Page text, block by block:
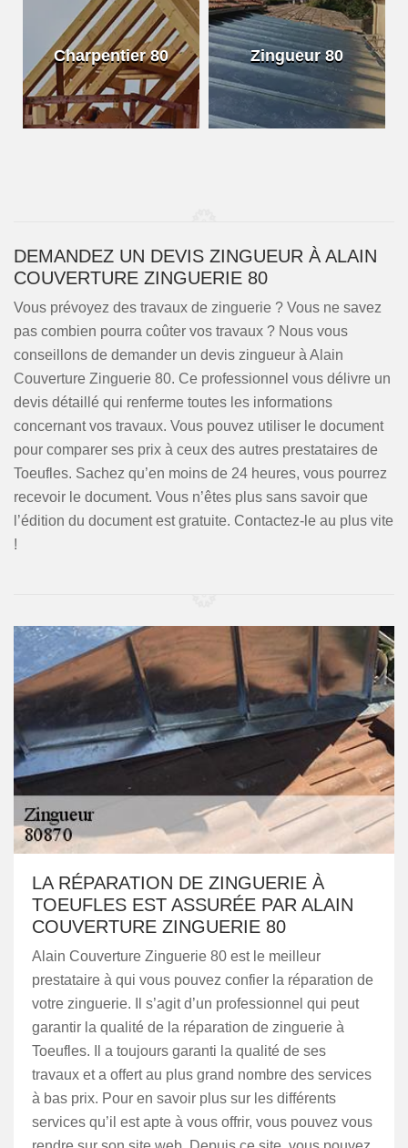
Charpentier 80 Zingueur 80
DEMANDEZ UN DEVIS ZINGUEUR À ALAIN
COUVERTURE ZINGUERIE 80
Vous prévoyez des travaux de zinguerie ? Vous ne savez
pas combien pourra coûter vos travaux ? Nous vous
conseillons de demander un devis zingueur à Alain
Couverture Zinguerie 80. Ce professionnel vous délivre un
devis détaillé qui renferme toutes les informations
concernant vos travaux. Vous pouvez utiliser le document
pour comparer ses prix à ceux des autres prestataires de
Toeufles. Sachez qu’en moins de 24 heures, vous pourrez
recevoir le document. Vous n’êtes plus sans savoir que
l’édition du document est gratuite. Contactez-le au plus vite
!
LA RÉPARATION DE ZINGUERIE À
TOEUFLES EST ASSURÉE PAR ALAIN
COUVERTURE ZINGUERIE 80
Alain Couverture Zinguerie 80 est le meilleur
prestataire à qui vous pouvez confier la réparation de
votre zinguerie. Il s’agit d’un professionnel qui peut
garantir la qualité de la réparation de zinguerie à
Toeufles. Il a toujours garanti la qualité de ses
travaux et a offert au plus grand nombre des services
à bas prix. Pour en savoir plus sur les différents
services qu’il est apte à vous offrir, vous pouvez vous